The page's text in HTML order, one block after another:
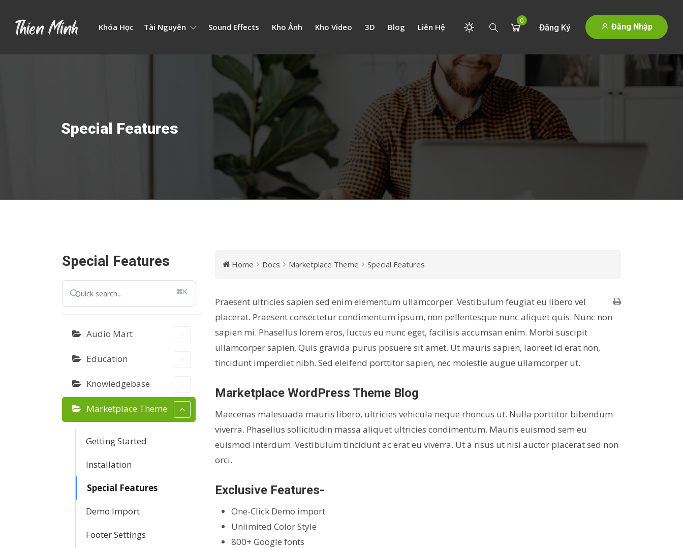
Khóa Học Tài Nguyên Sound Effects Kho Ảnh Kho Video 3D Blog Liên Hệ
0
Đăng Ký Đăng Nhập
Special Features
Special Features
⌘K
Audio Mart
Education
Knowledgebase
Marketplace Theme
Getting Started
Installation
Special Features
Demo Import
Footer Settings
Home Docs Marketplace Theme Special Features
Praesent ultricies sapien sed enim elementum ullamcorper. Vestibulum feugiat eu libero vel
placerat. Praesent consectetur condimentum ipsum, non pellentesque nunc aliquet quis. Nunc non
sapien mi. Phasellus lorem eros, luctus eu nunc eget, facilisis accumsan enim. Morbi suscipit
ullamcorper sapien, Quis gravida purus posuere sit amet. Ut mauris sapien, laoreet id erat non,
tincidunt imperdiet nibh. Sed eleifend porttitor sapien, nec molestie augue ullamcorper ut.
Marketplace WordPress Theme Blog
Maecenas malesuada mauris libero, ultricies vehicula neque rhoncus ut. Nulla porttitor bibendum
viverra. Phasellus sollicitudin massa aliquet ultricies condimentum. Mauris euismod sem eu
euismod interdum. Vestibulum tincidunt ac erat eu viverra. Ut a risus ut nisi auctor placerat sed non
orci.
Exclusive Features-
One-Click Demo import
Unlimited Color Style
800+ Google fonts